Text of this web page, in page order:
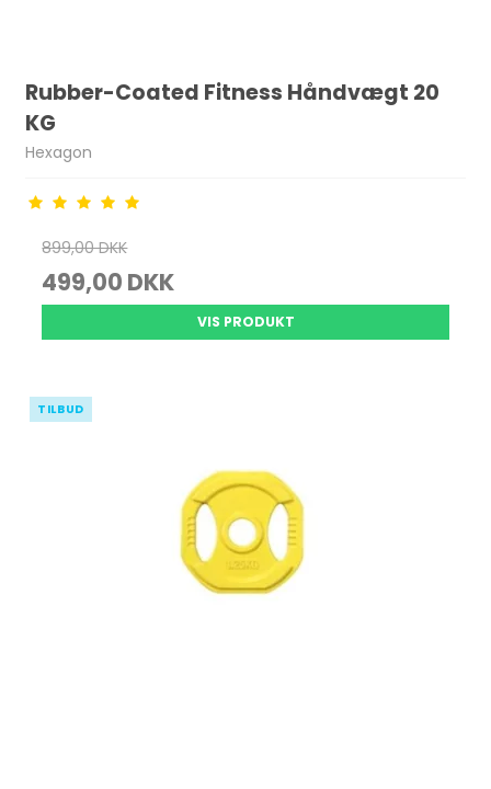
Rubber-Coated Fitness Håndvægt 20
KG
Hexagon
899,00 DKK
499,00 DKK
VIS PRODUKT
TILBUD